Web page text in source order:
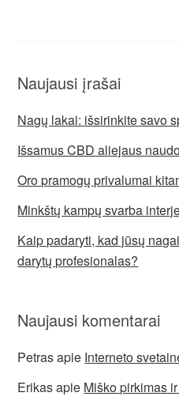
Naujausi įrašai
Nagų lakai: išsirinkite savo
Išsamus CBD aliejaus
Oro pramogų privalumai
Minkštų kampų svarba
Kaip padaryti, kad jūsų
darytų profesionalas?
Naujausi komentarai
Petrasapie Interneto
Erikasapie Miško pirkimas